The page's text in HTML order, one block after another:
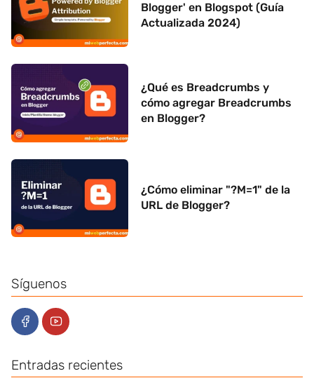
Blogger' en Blogspot (Guía
Actualizada 2024)
¿Qué es Breadcrumbs y
cómo agregar Breadcrumbs
en Blogger?
¿Cómo eliminar "?M=1" de la
URL de Blogger?
Síguenos
Entradas recientes